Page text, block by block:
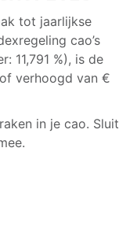
tot jaarlijkse
cao’s
11,791 %), is de
verhoogd van €
in je cao. Sluit